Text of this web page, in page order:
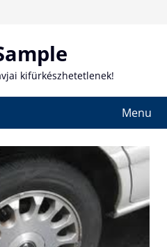
kifürkészhetetlenek!
Menu